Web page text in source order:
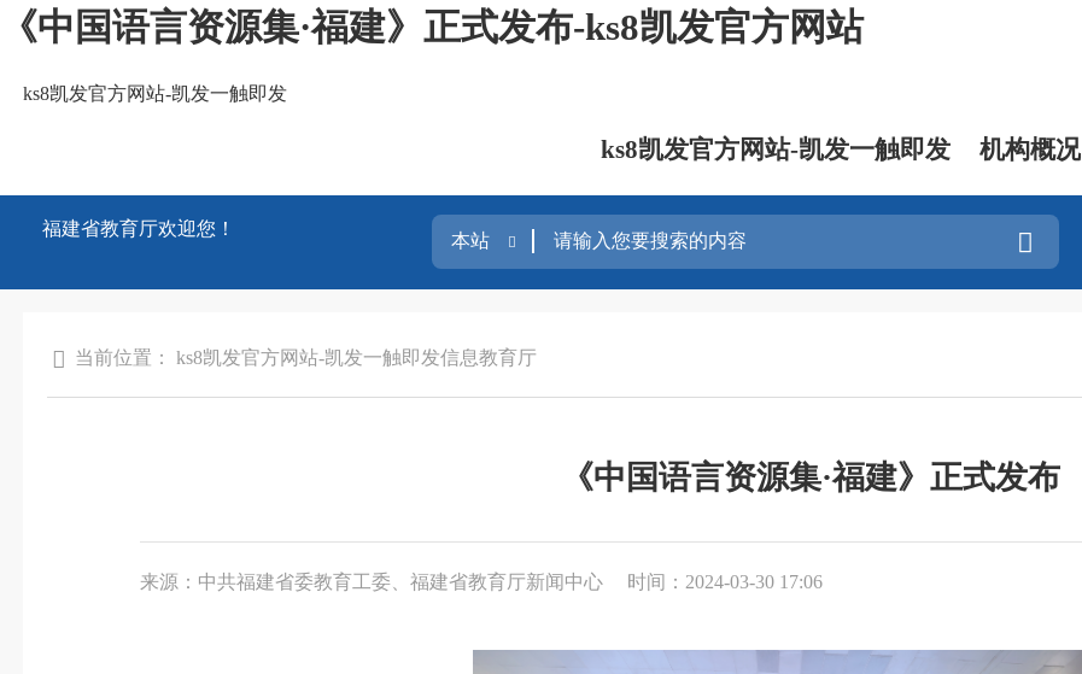
《中国语言资源集·福建》正式发布-ks8凯发官方网站
ks8凯发官方网站-凯发一触即发
ks8凯发官方网站-凯发一触即发 机构概况
福建省教育厅欢迎您！
当前位置： ks8凯发官方网站-凯发一触即发信息教育厅
《中国语言资源集·福建》正式发布
来源：中共福建省委教育工委、福建省教育厅新闻中心 时间：2024-03-30 17:06